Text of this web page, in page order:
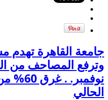
جامعة القاهرة تهدم
الحالي